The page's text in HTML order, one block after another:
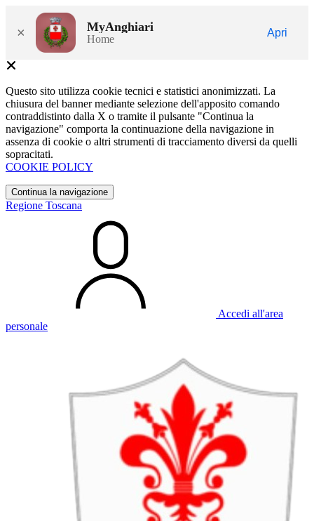
× MyAnghiari
Home
Apri
Questo sito utilizza cookie tecnici e statistici anonimizzati. La
chiusura del banner mediante selezione dell'apposito comando
contraddistinto dalla X o tramite il pulsante "Continua la
navigazione" comporta la continuazione della navigazione in
assenza di cookie o altri strumenti di tracciamento diversi da quelli
sopracitati.
COOKIE POLICY
Continua la navigazione
Regione Toscana
Accedi all'area
personale